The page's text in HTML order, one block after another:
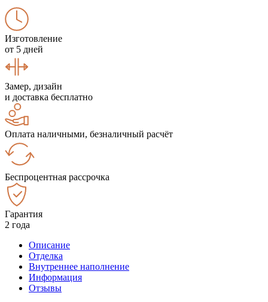
Изготовление
от 5 дней
Замер, дизайн
и доставка бесплатно
Оплата наличными, безналичный расчёт
Беспроцентная рассрочка
Гарантия
2 года
Описание
Отделка
Внутреннее наполнение
Информация
Отзывы